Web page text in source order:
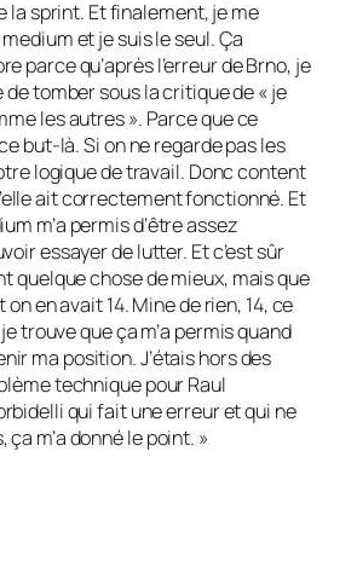
la sprint. Et finalement, je me
et je suis le seul. Ça
parce qu’après l’erreur de Brno, je
de tomber sous la critique de « je
les autres ». Parce que ce
but-là. Si on ne regarde pas les
logique de travail. Donc content
ait correctement fonctionné. Et
m’a permis d’être assez
essayer de lutter. Et c’est sûr
quelque chose de mieux, mais que
en avait 14. Mine de rien, 14, ce
je trouve que ça m’a permis quand
ma position. J’étais hors des
technique pour Raul
qui fait une erreur et qui ne
m’a donné le point. »